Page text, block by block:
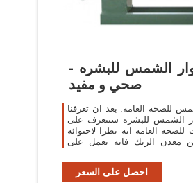
الشمس للبشره -
صحي و مفيد
للصحه العامه. بعد ان تعرفنا
الشمس للبشره سنتعرف على
للصحه العامه انه نظرا لاحتوائه
معدن الزنك فانه يعمل على
احصل على السعر